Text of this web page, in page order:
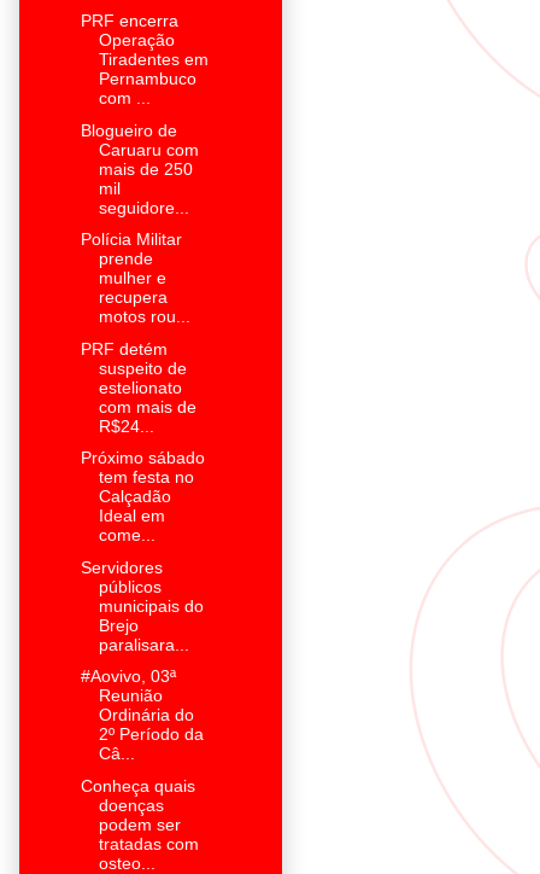
PRF encerra
Operação
Tiradentes em
Pernambuco
com ...
Blogueiro de
Caruaru com
mais de 250
mil
seguidore...
Polícia Militar
prende
mulher e
recupera
motos rou...
PRF detém
suspeito de
estelionato
com mais de
R$24...
Próximo sábado
tem festa no
Calçadão
Ideal em
come...
Servidores
públicos
municipais do
Brejo
paralisara...
#Aovivo, 03ª
Reunião
Ordinária do
2º Período da
Câ...
Conheça quais
doenças
podem ser
tratadas com
osteo...